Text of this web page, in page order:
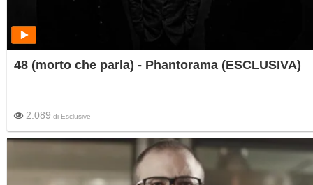
48 (morto che parla) - Phantorama (ESCLUSIVA)
2.089 di Esclusive